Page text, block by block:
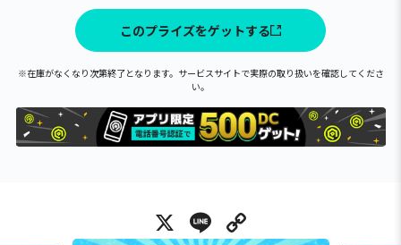
このプライズをゲットする
※在庫がなくなり次第終了となります。サービスサイトで実際の取り扱いを確認してくださ
い。
X Line